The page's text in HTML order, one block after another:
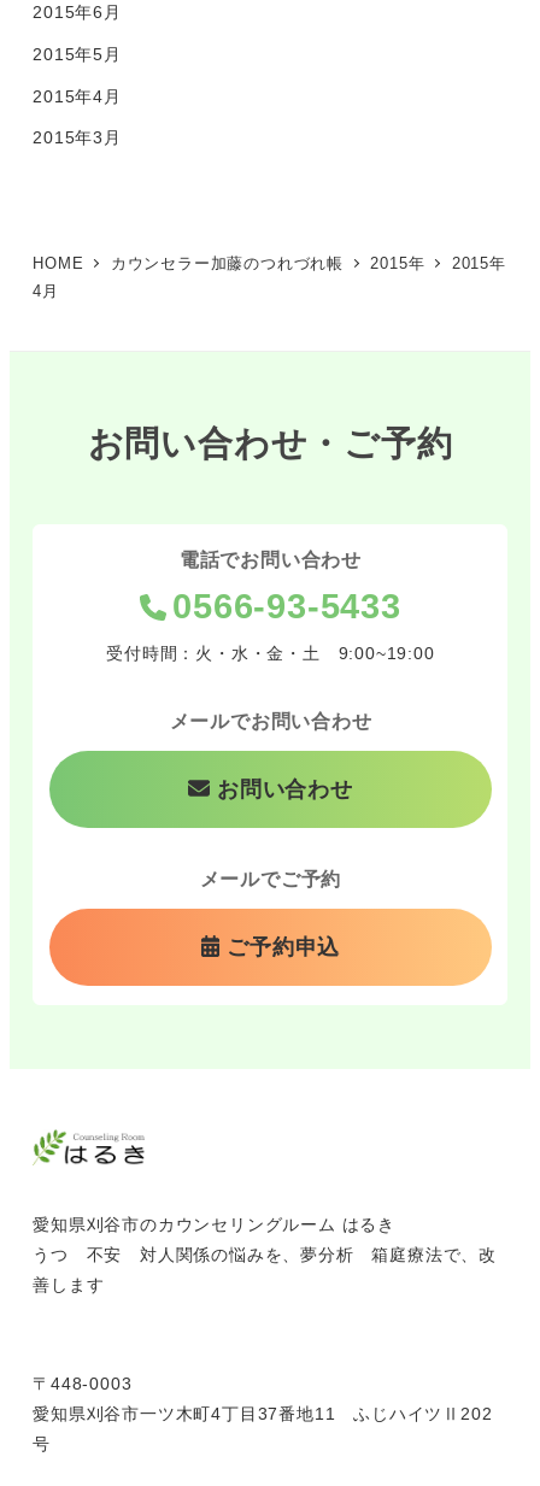
2015年6月
2015年5月
2015年4月
2015年3月
HOME カウンセラー加藤のつれづれ帳 2015年
2015年
4月
お問い合わせ・ご予約
電話でお問い合わせ
0566-93-5433
受付時間：火・水・金・土 9:00~19:00
メールでお問い合わせ
お問い合わせ
メールでご予約
ご予約申込
愛知県刈谷市のカウンセリングルーム はるき
うつ 不安 対人関係の悩みを、夢分析 箱庭療法で、改
善します
〒448-0003
愛知県刈谷市一ツ木町4丁目37番地11 ふじハイツⅡ202
号